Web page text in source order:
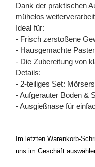
Dank der praktischen
mühelos
Ideal für:
- Frisch zerstoßene
- Hausgemachte
- Die Zubereitung von
Details:
- 2-teiliges Set:
- Aufgerauter Boden &
- Ausgießnase für
Im letzten Warenkorb-
uns im Geschäft